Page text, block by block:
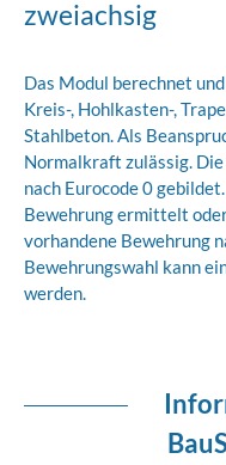
zweiachsig
Das Modul berechnet
Kreis-, Hohlkasten-,
Stahlbeton. Als
Normalkraft zulässig.
nach Eurocode 0
Bewehrung ermittelt
vorhandene Bewehrung
Bewehrungswahl kann
werden.